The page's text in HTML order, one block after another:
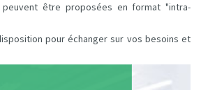
être proposées en format "intra-
pour échanger sur vos besoins et